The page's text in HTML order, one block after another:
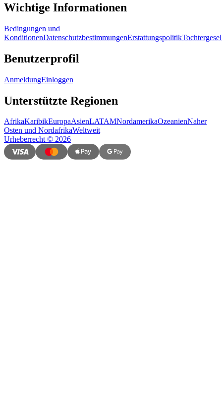
Wichtige Informationen
Bedingungen und
KonditionenDatenschutzbestimmungenErstattungspolitik
Benutzerprofil
AnmeldungEinloggen
Unterstützte Regionen
AfrikaKaribikEuropaAsienLATAMNordamerikaOzeanienNaher
Osten und NordafrikaWeltweit
Urheberrecht© 2026